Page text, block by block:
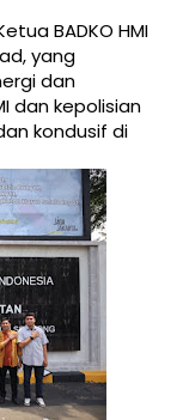
BADKO HMI
yang
dan
dan kepolisian
kondusif di